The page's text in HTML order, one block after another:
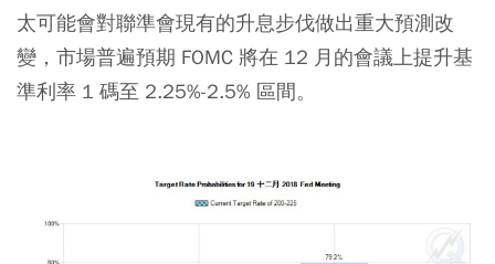
太可能會對聯準會現有的升息步伐做出重大預測改
變，市場普遍預期 FOMC 將在 12 月的會議上提升基
準利率 1 碼至 2.25%-2.5% 區間。